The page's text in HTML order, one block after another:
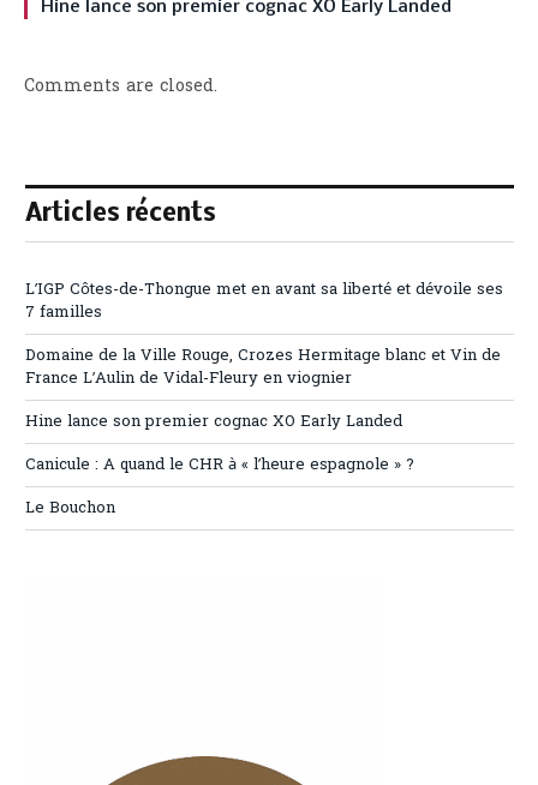
Hine lance son premier cognac XO Early Landed
Comments are closed.
Articles récents
L’IGP Côtes-de-Thongue met en avant sa liberté et dévoile ses
7 familles
Domaine de la Ville Rouge, Crozes Hermitage blanc et Vin de
France L’Aulin de Vidal-Fleury en viognier
Hine lance son premier cognac XO Early Landed
Canicule : A quand le CHR à « l’heure espagnole » ?
Le Bouchon